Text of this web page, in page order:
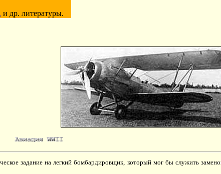
и др. литературы.
задание на легкий бомбардировщик, который мог бы служить